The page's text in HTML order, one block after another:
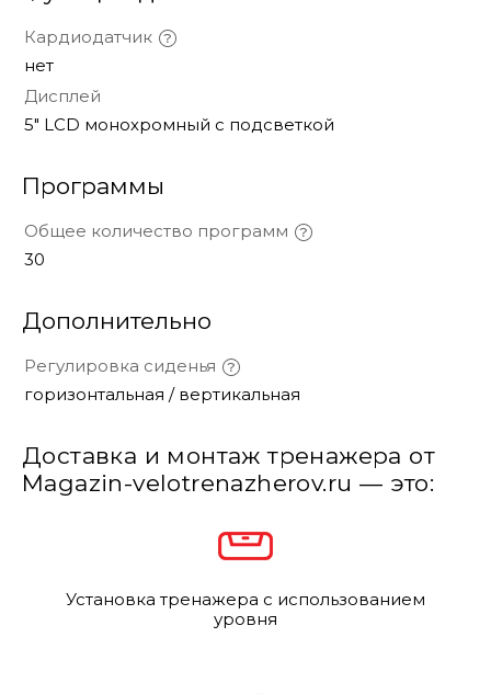
Кардиодатчик
нет
Дисплей
5" LCD монохромный с подсветкой
Программы
Общее количество программ
30
Дополнительно
Регулировка сиденья
горизонтальная / вертикальная
Доставка и монтаж тренажера от
Magazin-velotrenazherov.ru — это:
Установка тренажера с использованием
уровня